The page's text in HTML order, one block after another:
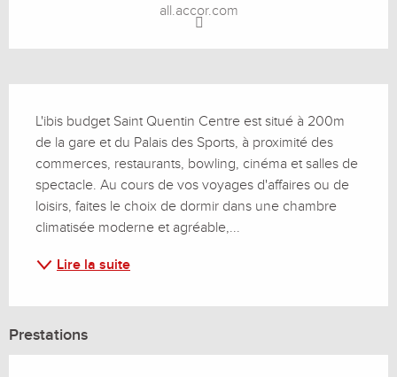
all.accor.com
L'ibis budget Saint Quentin Centre est situé à 200m
de la gare et du Palais des Sports, à proximité des
commerces, restaurants, bowling, cinéma et salles de
spectacle. Au cours de vos voyages d'affaires ou de
loisirs, faites le choix de dormir dans une chambre
climatisée moderne et agréable,...
Lire la suite
Prestations